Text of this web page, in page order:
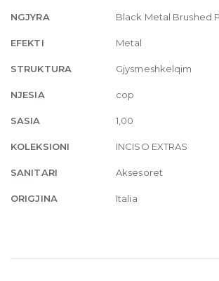
Metal
PVD
quantity
NGJYRA Black Metal Brushed
EFEKTI Metal
STRUKTURA Gjysmeshkelqim
NJESIA cop
SASIA 1,00
KOLEKSIONI INCISO EXTRAS
SANITARI Aksesoret
ORIGJINA Italia